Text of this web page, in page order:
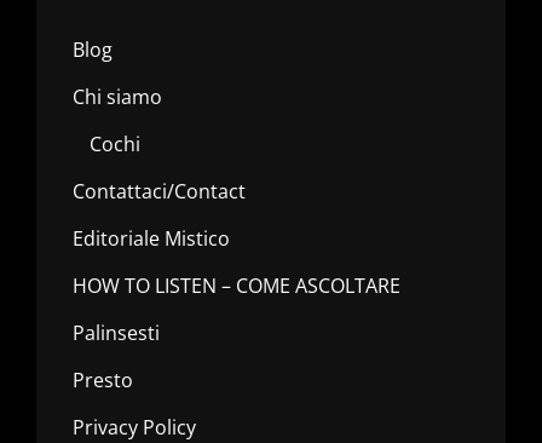
Blog
Chi siamo
Cochi
Contattaci/Contact
Editoriale Mistico
HOW TO LISTEN – COME ASCOLTARE
Palinsesti
Presto
Privacy Policy